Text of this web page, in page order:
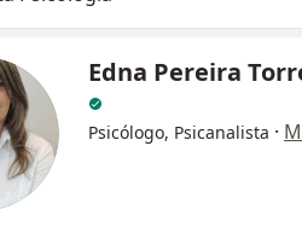
Edna Pereira
Psicólogo, Psicanalista ·